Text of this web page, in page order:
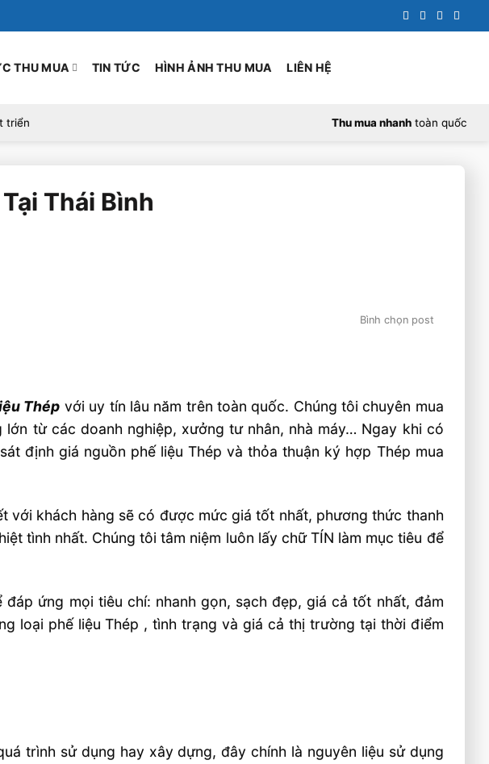
THU MUA TIN TỨC HÌNH ẢNH THU MUA LIÊN HỆ
triển Thu mua nhanh toàn quốc
Thái Bình
Bình chọn post
Thép với uy tín lâu năm trên toàn quốc. Chúng tôi chuyên mua
từ các doanh nghiệp, xưởng tư nhân, nhà máy… Ngay khi có
định giá nguồn phế liệu Thép và thỏa thuận ký hợp Thép mua
với khách hàng sẽ có được mức giá tốt nhất, phương thức thanh
tình nhất. Chúng tôi tâm niệm luôn lấy chữ TÍN làm mục tiêu để
đáp ứng mọi tiêu chí: nhanh gọn, sạch đẹp, giá cả tốt nhất, đảm
loại phế liệu Thép , tình trạng và giá cả thị trường tại thời điểm
trình sử dụng hay xây dựng, đây chính là nguyên liệu sử dụng